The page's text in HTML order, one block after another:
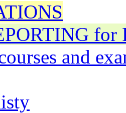
for
and